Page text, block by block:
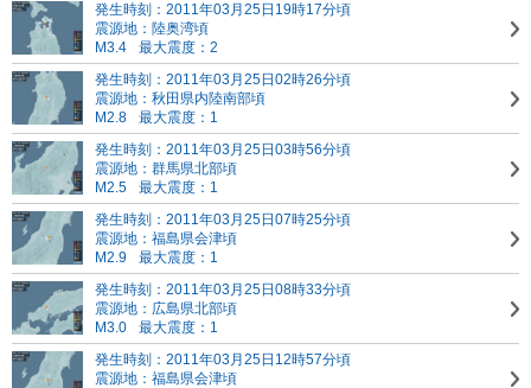
発生時刻：2011年03月25日19時17分頃
震源地：陸奥湾頃
M3.4
最大震度：2
発生時刻：2011年03月25日02時26分頃
震源地：秋田県内陸南部頃
M2.8
最大震度：1
発生時刻：2011年03月25日03時56分頃
震源地：群馬県北部頃
M2.5
最大震度：1
発生時刻：2011年03月25日07時25分頃
震源地：福島県会津頃
M2.9
最大震度：1
発生時刻：2011年03月25日08時33分頃
震源地：広島県北部頃
M3.0
最大震度：1
発生時刻：2011年03月25日12時57分頃
震源地：福島県会津頃